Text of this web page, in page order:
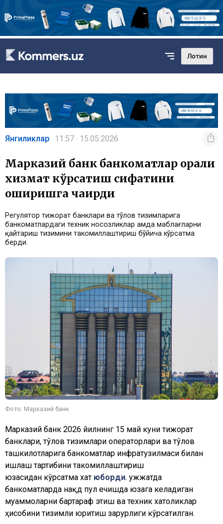
Лотин
Янгиликлар 11:57 · 15.05.2026
Марказий банк банкоматлар орқали
хизмат кўрсатиш сифатини
оширишга чақирди
Регулятор тижорат банклари ва тўлов тизимларига
банкоматлардаги техник носозликлар ҳамда маблағларни
қайтариш тизимини такомиллаштириш бўйича кўрсатма
берди.
Фото: Марказий банк
Марказий банк 2026 йилнинг 15 май куни тижорат
банклари, тўлов тизимлари операторлари ва тўлов
ташкилотларига банкоматлар инфратузилмаси билан
ишлаш тартибини такомиллаштириш
юзасидан кўрсатма хат юборди. Ҳужжатда
банкоматларда нақд пул ечишда юзага келадиган
муаммоларни бартараф этиш ва техник хатоликлар
ҳисобини тизимли юритиш зарурлиги кўрсатилган.